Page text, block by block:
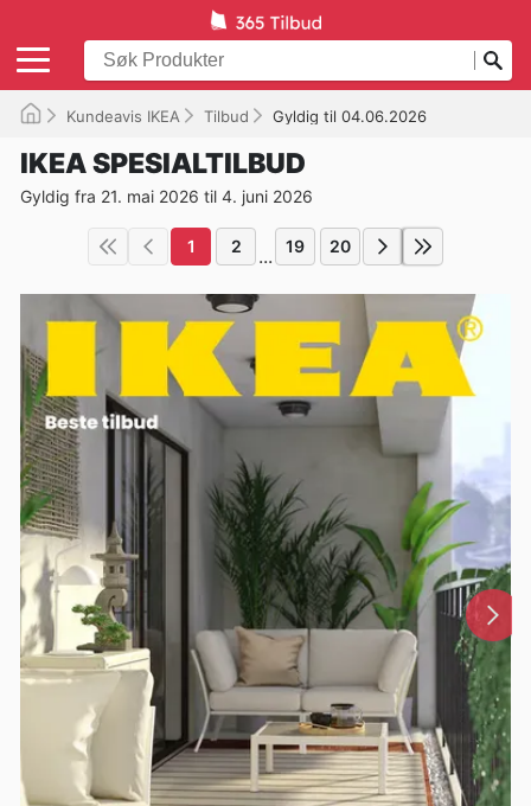
Kundeavis IKEA Tilbud Gyldig til 04.06.2026
IKEA SPESIALTILBUD
Gyldig fra 21. mai 2026 til 4. juni 2026
1 2 ... 19 20